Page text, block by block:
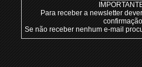
Para receber a newsletter
Se não receber nenhum e-mail